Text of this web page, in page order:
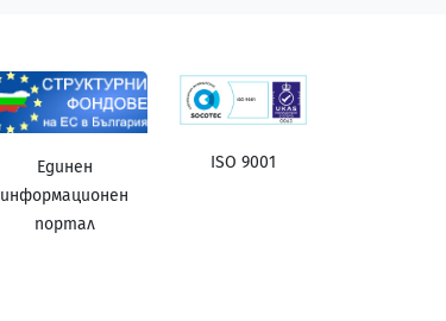
Единен
информационен
портал
ISO 9001